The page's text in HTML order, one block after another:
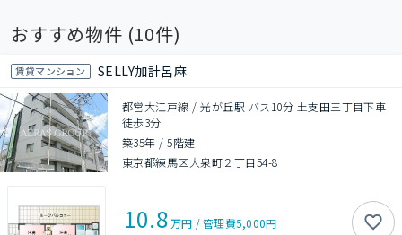
おすすめ物件 (10件)
賃貸マンション SELLY加計呂麻
都営大江戸線 / 光が丘駅 バス10分 土支田三丁目下車
徒歩3分
築35年 /5階建
東京都練馬区大泉町２丁目54-8
10.8万円 /管理費5,000円